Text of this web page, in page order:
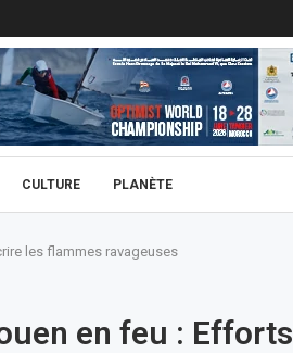
CULTURE PLANÈTE
les flammes ravageuses
en feu : Efforts